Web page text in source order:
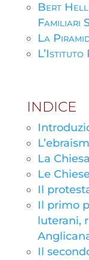
Bert
Familiari
La
L’Istituto
INDICE
La
Le
Il
Il primo
luterani,
Il